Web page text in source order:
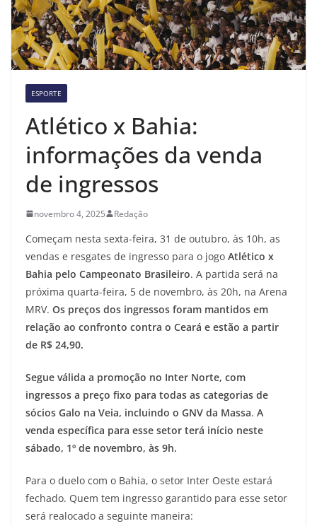
ESPORTE
Atlético x Bahia:
informações da venda
de ingressos
novembro 4, 2025 Redação
Começam nesta sexta-feira, 31 de outubro, às 10h, as
vendas e resgates de ingresso para o jogo Atlético x
Bahia pelo Campeonato Brasileiro. A partida será na
próxima quarta-feira, 5 de novembro, às 20h, na Arena
MRV. Os preços dos ingressos foram mantidos em
relação ao confronto contra o Ceará e estão a partir
de R$ 24,90.
Segue válida a promoção no Inter Norte, com
ingressos a preço fixo para todas as categorias de
sócios Galo na Veia, incluindo o GNV da Massa. A
venda específica para esse setor terá início neste
sábado, 1º de novembro, às 9h.
Para o duelo com o Bahia, o setor Inter Oeste estará
fechado. Quem tem ingresso garantido para esse setor
será realocado a seguinte maneira: